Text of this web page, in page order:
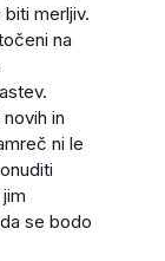
merljiv.
na
in
ni le
se bodo